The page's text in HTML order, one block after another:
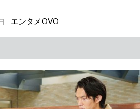
エンタメOVO